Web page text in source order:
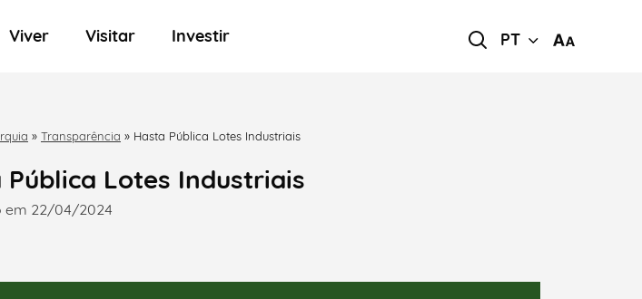
Viver Visitar Investir PT
» Transparência » Hasta Pública Lotes Industriais
Pública Lotes Industriais
em 22/04/2024